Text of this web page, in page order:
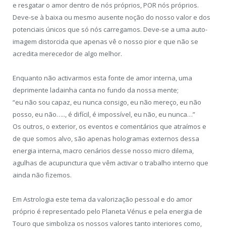
e resgatar o amor dentro de nós próprios, POR nós próprios.
Deve-se à baixa ou mesmo ausente noção do nosso valor e dos
potenciais únicos que só nós carregamos. Deve-se a uma auto-
imagem distorcida que apenas vê o nosso pior e que não se
acredita merecedor de algo melhor.
Enquanto não activarmos esta fonte de amor interna, uma
deprimente ladainha canta no fundo da nossa mente;
“eu não sou capaz, eu nunca consigo, eu não mereço, eu não
posso, eu não….., é difícil, é impossível, eu não, eu nunca…”
Os outros, o exterior, os eventos e comentários que atraímos e
de que somos alvo, são apenas hologramas externos dessa
energia interna, macro cenários desse nosso micro dilema,
agulhas de acupunctura que vêm activar o trabalho interno que
ainda não fizemos.
Em Astrologia este tema da valorização pessoal e do amor
próprio é representado pelo Planeta Vénus e pela energia de
Touro que simboliza os nossos valores tanto interiores como,